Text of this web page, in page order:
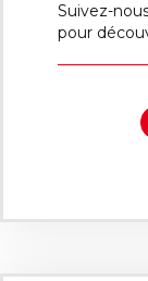
Suivez-
pour